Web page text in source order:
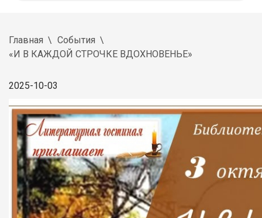
Главная
События
«И В КАЖДОЙ СТРОЧКЕ ВДОХНОВЕНЬЕ»
2025-10-03